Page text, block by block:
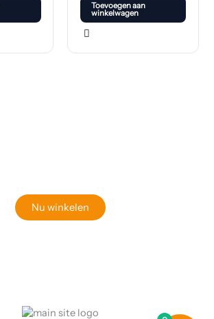
Toevoegen aan
winkelwagen
Nu winkelen